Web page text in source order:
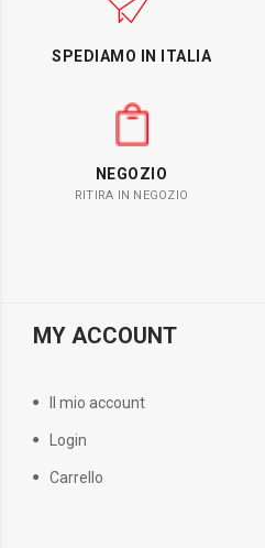
SPEDIAMO IN ITALIA
NEGOZIO
RITIRA IN NEGOZIO
MY ACCOUNT
Il mio account
Login
Carrello